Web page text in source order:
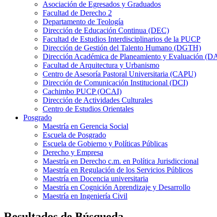
Asociación de Egresados y Graduados
Facultad de Derecho 2
Departamento de Teología
Dirección de Educación Continua (DEC)
Facultad de Estudios Interdisciplinarios de la PUCP
Dirección de Gestión del Talento Humano (DGTH)
Dirección Académica de Planeamiento y Evaluación
Facultad de Arquitectura y Urbanismo
Centro de Asesoría Pastoral Universitaria (CAPU)
Dirección de Comunicación Institucional (DCI)
Cachimbo PUCP (OCAI)
Dirección de Actividades Culturales
Centro de Estudios Orientales
Posgrado
Maestría en Gerencia Social
Escuela de Posgrado
Escuela de Gobierno y Políticas Públicas
Derecho y Empresa
Maestría en Derecho c.m. en Política Jurisdiccional
Maestría en Regulación de los Servicios Públicos
Maestría en Docencia universitaria
Maestría en Cognición Aprendizaje y Desarrollo
Maestría en Ingeniería Civil